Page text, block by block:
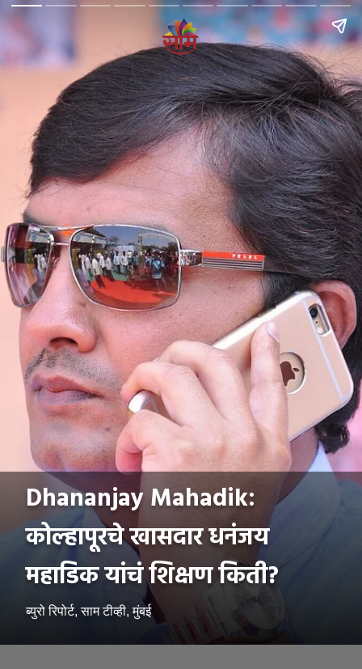
Dhananjay Mahadik:
कोल्हापूरचे खासदार धनंजय
महाडिक यांचं शिक्षण किती?
ब्युरो रिपोर्ट, साम टीव्ही, मुंबई